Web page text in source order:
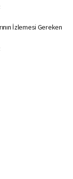
İzlemesi Gereken